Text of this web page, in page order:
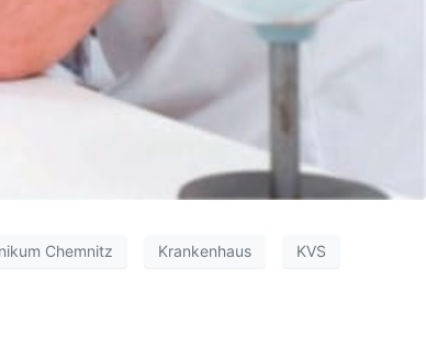
Chemnitz Krankenhaus KVS